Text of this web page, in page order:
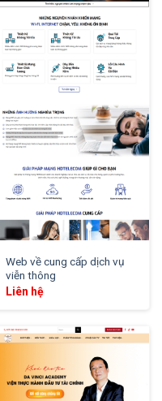
Web về cung cấp dịch vụ
viễn thông
Liên hệ
XEM THỬ